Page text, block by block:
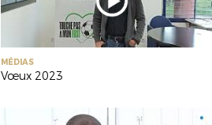
MÉDIAS
Vœux 2023